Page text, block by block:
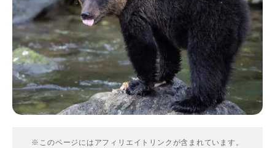
※このページにはアフィリエイトリンクが含まれています。